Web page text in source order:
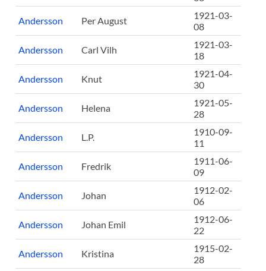
Andersson Per August
1921-03-
08
Andersson Carl Vilh
1921-03-
18
Andersson Knut
1921-04-
30
Andersson Helena
1921-05-
28
Andersson L.P.
1910-09-
11
Andersson Fredrik
1911-06-
09
Andersson Johan
1912-02-
06
Andersson Johan Emil
1912-06-
22
Andersson Kristina
1915-02-
28